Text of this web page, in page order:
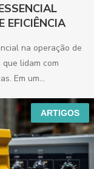
EFICIÊNCIA
na operação de
lidam com
Em um...
ARTIGOS